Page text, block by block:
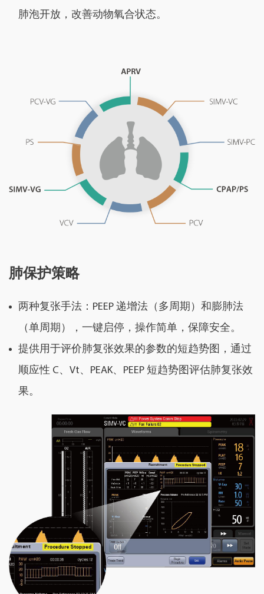
肺泡开放，改善动物氧合状态。
肺保护策略
两种复张手法：PEEP 递增法（多周期）和膨肺法
（单周期），一键启停，操作简单，保障安全。
提供用于评价肺复张效果的参数的短趋势图，通过
顺应性 C、Vt、PEAK、PEEP 短趋势图评估肺复张效
果。